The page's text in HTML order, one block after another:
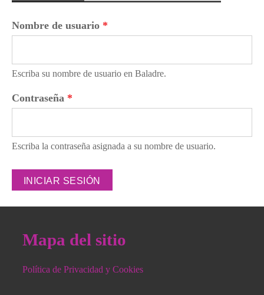
Nombre de usuario *
Escriba su nombre de usuario en Baladre.
Contraseña *
Escriba la contraseña asignada a su nombre de usuario.
Mapa del sitio
Política de Privacidad y Cookies